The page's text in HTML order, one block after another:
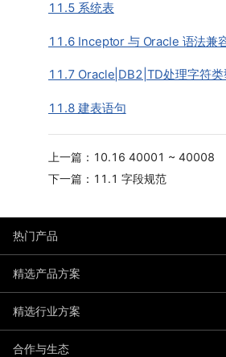
11.5 系统表
11.6 Inceptor 与 Oracle 语法兼
11.7 Oracle|DB2|TD处理字符类
11.8 建表语句
上一篇：10.16 40001 ~ 40008
下一篇：11.1 字段规范
热门产品
精选产品方案
精选行业方案
合作与生态